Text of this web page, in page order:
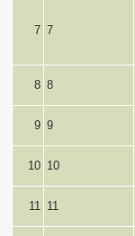
7 7
8 8
9 9
10 10
11 11